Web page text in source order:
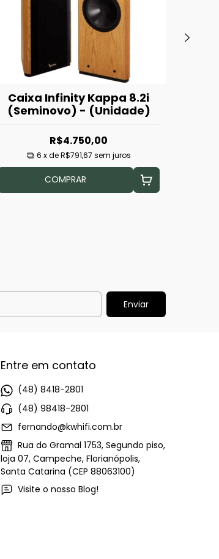
Caixa Infinity Kappa 8.2i
(Seminovo) - (Unidade)
R$4.750,00
6 x deR$791,67 sem juros
COMPRAR
Entre em contato
(48) 8418-2801
(48) 98418-2801
fernando@kwhifi.com.br
Rua do Gramal 1753, Segundo piso,
loja 07, Campeche, Florianópolis,
Santa Catarina (CEP 88063100)
Visite o nosso Blog!